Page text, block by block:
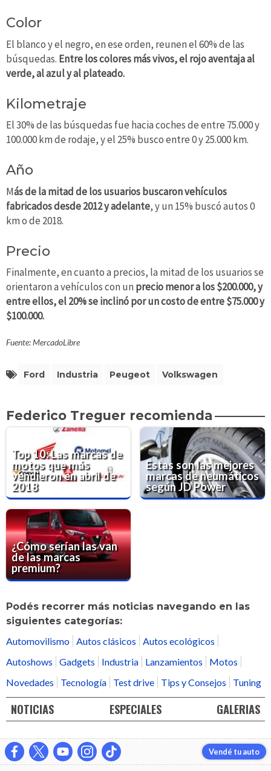
Color
El blanco y el negro, en ese orden, reunen el 60% de las
búsquedas. Entre los colores más vivos, el rojo aventaja al
verde, al azul y al plateado.
Kilometraje
El 30% de las búsquedas fue hacia coches de entre 75.000 y
100.000 km de rodaje, y el 25% busco entre 0 y 25.000 km.
Año
Más de la mitad de los usuarios buscaron vehículos
fabricados desde 2012 y adelante, y un 15% buscó autos 0
km o de 2018.
Precio
Finalmente, en cuanto a precios, la mitad de los usuarios se
orientaron a vehículos con un precio menor a los $200.000, y
entre ellos, el 20% se inclinó por un costo de entre $75.000 y
$100.000.
Fuente: MercadoLibre
Ford Industria Peugeot Volkswagen
Federico Treguer recomienda
Top 10: Las marcas de
motos que más
vendieron en abril de
2018
Estas son las mejores
marcas de neumáticos
según JD Power
¿Cómo serían las van
de las marcas
premium?
Podés recorrer más noticias navegando en las
siguientes categorías:
Automovilismo
Autos clásicos
Autos ecológicos
Autoshows
Gadgets Industria Lanzamientos
Motos
Novedades
Tecnología Test drive Tips y Consejos Tuning
NOTICIAS ESPECIALES GALERIAS
Vendé tu auto